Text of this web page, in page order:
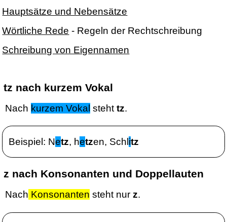
Hauptsätze und Nebensätze
Wörtliche Rede - Regeln der Rechtschreibung
Schreibung von Eigennamen
tz nach kurzem Vokal
Nach kurzem Vokal stehttz.
Beispiel: Netz, hetzen, Schlitz
z nach Konsonanten und Doppellauten
Nach Konsonanten steht nurz.